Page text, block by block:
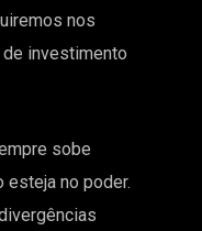
nos
investimento
sobe
esteja no poder.